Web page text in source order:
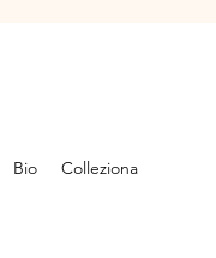
Bio Colleziona